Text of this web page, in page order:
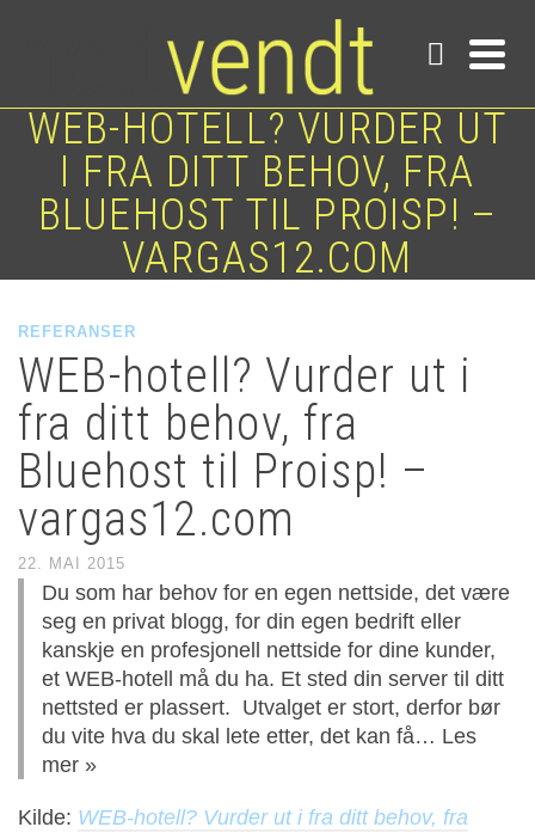
WEB-HOTELL? VURDER UT
I FRA DITT BEHOV, FRA
BLUEHOST TIL PROISP! –
VARGAS12.COM
REFERANSER
WEB-hotell? Vurder ut i
fra ditt behov, fra
Bluehost til Proisp! –
vargas12.com
22. MAI 2015
Du som har behov for en egen nettside, det være
seg en privat blogg, for din egen bedrift eller
kanskje en profesjonell nettside for dine kunder,
et WEB-hotell må du ha. Et sted din server til ditt
nettsted er plassert. Utvalget er stort, derfor bør
du vite hva du skal lete etter, det kan få… Les
mer »
Kilde: WEB-hotell? Vurder ut i fra ditt behov, fra